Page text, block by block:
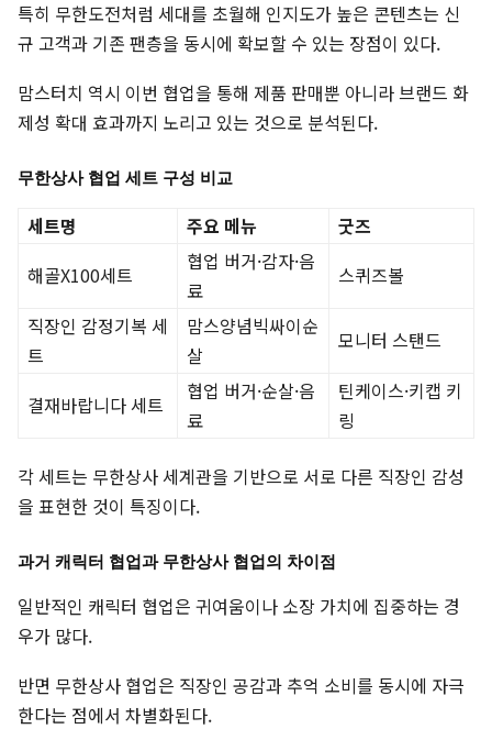
특히 무한도전처럼 세대를 초월해 인지도가 높은 콘텐츠는 신
규 고객과 기존 팬층을 동시에 확보할 수 있는 장점이 있다.
맘스터치 역시 이번 협업을 통해 제품 판매뿐 아니라 브랜드 화
제성 확대 효과까지 노리고 있는 것으로 분석된다.
무한상사 협업 세트 구성 비교
세트명 주요 메뉴
굿즈
해골X100세트
협업 버거·감자·음
료
스퀴즈볼
직장인 감정기복 세
트
맘스양념빅싸이순
살
모니터 스탠드
결재바랍니다 세트
협업 버거·순살·음
료
틴케이스·키캡 키
링
각 세트는 무한상사 세계관을 기반으로 서로 다른 직장인 감성
을 표현한 것이 특징이다.
과거 캐릭터 협업과 무한상사 협업의 차이점
일반적인 캐릭터 협업은 귀여움이나 소장 가치에 집중하는 경
우가 많다.
반면 무한상사 협업은 직장인 공감과 추억 소비를 동시에 자극
한다는 점에서 차별화된다.